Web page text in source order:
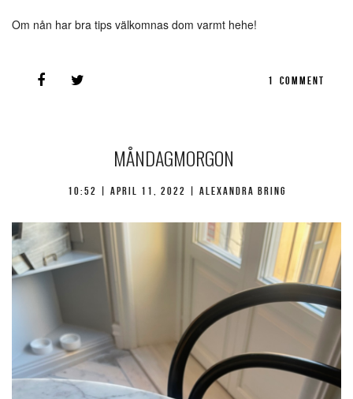
Om nån har bra tips välkomnas dom varmt hehe!
1 COMMENT
MÅNDAGMORGON
10:52 | april 11, 2022 | Alexandra Bring